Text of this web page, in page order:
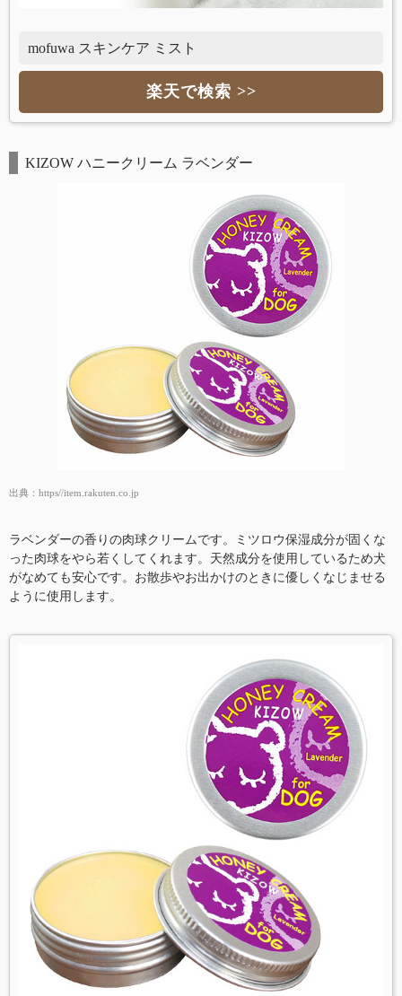
mofuwa スキンケア ミスト
楽天で検索 >>
KIZOW ハニークリーム ラベンダー
出典： https//item.rakuten.co.jp
ラベンダーの香りの肉球クリームです。ミツロウ保湿成分が固くな
った肉球をやら若くしてくれます。天然成分を使用しているため犬
がなめても安心です。お散歩やお出かけのときに優しくなじませる
ように使用します。